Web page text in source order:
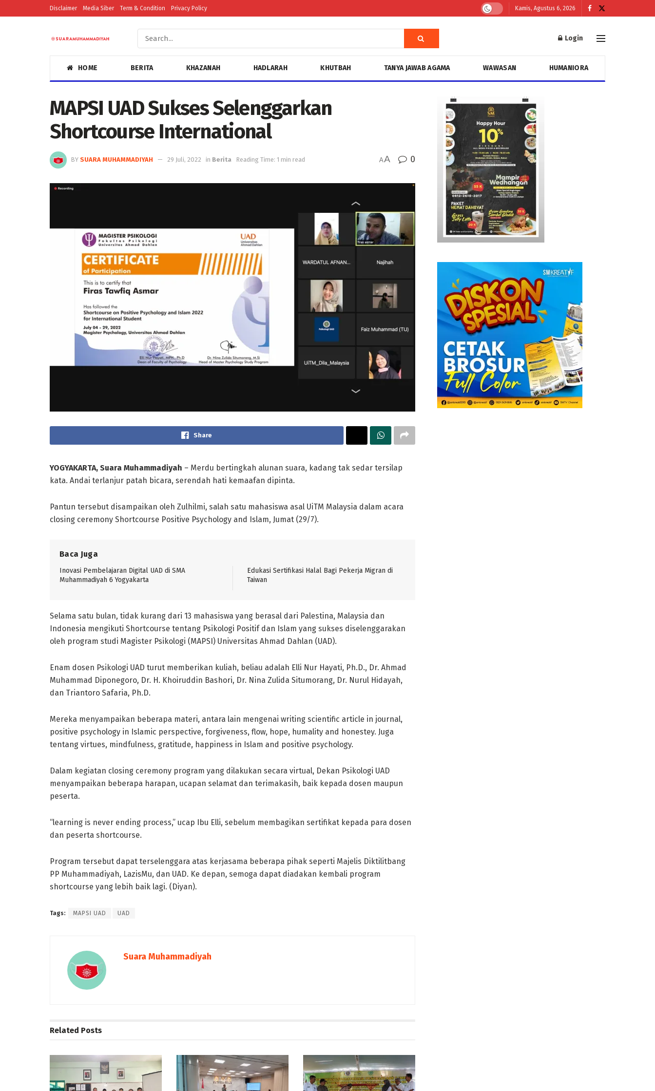
Disclaimer Media Siber Term & Condition Privacy Policy Kamis, Agustus 6, 2026
Login
HOME BERITA KHAZANAH HADLARAH KHUTBAH TANYA JAWAB AGAMA WAWASAN HUMANIORA
MAPSI UAD Sukses Selenggarkan
Shortcourse International
BY SUARA MUHAMMADIYAH 29 Juli, 2022 in Berita Reading Time: 1 min read AA 0
Share
YOGYAKARTA, Suara Muhammadiyah – Merdu bertingkah alunan suara, kadang tak sedar tersilap
kata. Andai terlanjur patah bicara, serendah hati kemaafan dipinta.
Pantun tersebut disampaikan oleh Zulhilmi, salah satu mahasiswa asal UiTM Malaysia dalam acara
closing ceremony Shortcourse Positive Psychology and Islam, Jumat (29/7).
Baca Juga
Inovasi Pembelajaran Digital UAD di SMA
Muhammadiyah 6 Yogyakarta
Edukasi Sertifikasi Halal Bagi Pekerja Migran di
Taiwan
Selama satu bulan, tidak kurang dari 13 mahasiswa yang berasal dari Palestina, Malaysia dan
Indonesia mengikuti Shortcourse tentang Psikologi Positif dan Islam yang sukses diselenggarakan
oleh program studi Magister Psikologi (MAPSI) Universitas Ahmad Dahlan (UAD).
Enam dosen Psikologi UAD turut memberikan kuliah, beliau adalah Elli Nur Hayati, Ph.D., Dr. Ahmad
Muhammad Diponegoro, Dr. H. Khoiruddin Bashori, Dr. Nina Zulida Situmorang, Dr. Nurul Hidayah,
dan Triantoro Safaria, Ph.D.
Mereka menyampaikan beberapa materi, antara lain mengenai writing scientific article in journal,
positive psychology in Islamic perspective, forgiveness, flow, hope, humality and honestey. Juga
tentang virtues, mindfulness, gratitude, happiness in Islam and positive psychology.
Dalam kegiatan closing ceremony program yang dilakukan secara virtual, Dekan Psikologi UAD
menyampaikan beberapa harapan, ucapan selamat dan terimakasih, baik kepada dosen maupun
peserta.
“learning is never ending process,” ucap Ibu Elli, sebelum membagikan sertifikat kepada para dosen
dan peserta shortcourse.
Program tersebut dapat terselenggara atas kerjasama beberapa pihak seperti Majelis Diktilitbang
PP Muhammadiyah, LazisMu, dan UAD. Ke depan, semoga dapat diadakan kembali program
shortcourse yang lebih baik lagi. (Diyan).
Tags: MAPSI UAD UAD
Suara Muhammadiyah
Related Posts